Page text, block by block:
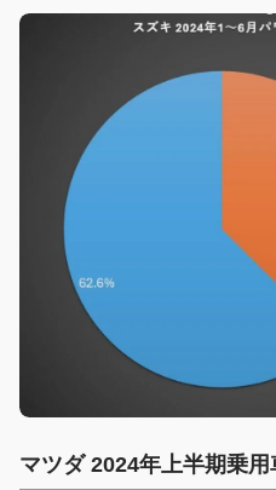
マツダ 2024年上半期乗